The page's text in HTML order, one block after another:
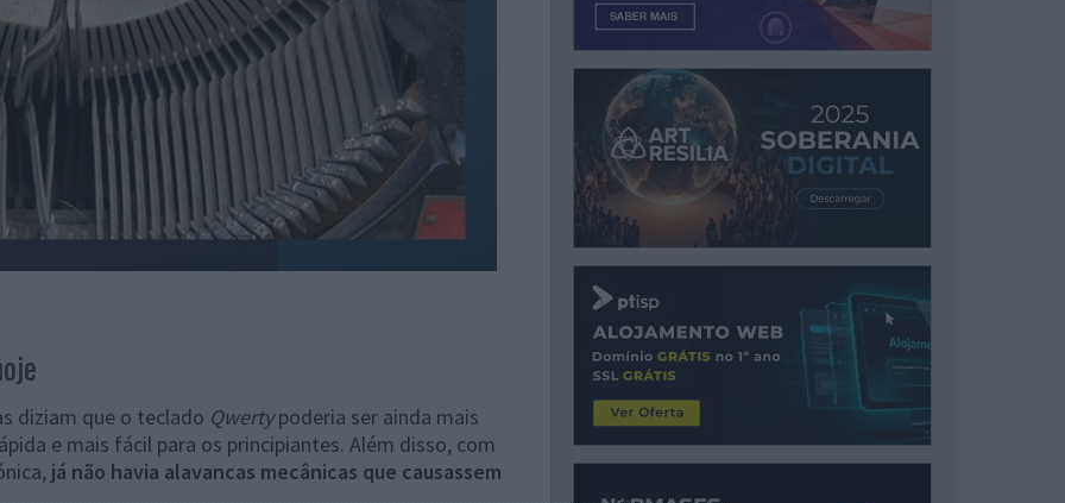
diziam que o teclado Qwertypoderia ser ainda mais
e mais fácil para os principiantes. Além disso, com
já não havia alavancas mecânicas que causassem